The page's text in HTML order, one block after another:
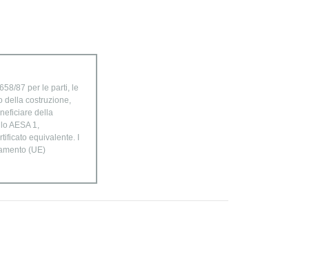
87 per le parti, le
della costruzione,
della
AESA 1,
equivalente. I
(UE)